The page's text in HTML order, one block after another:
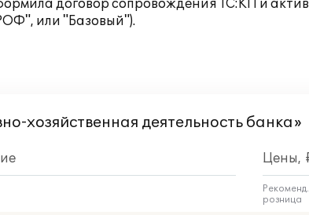
договор сопровождения 1С:КП и
или "Базовый").
хозяйственная деятельность банка»
Цены,
Рекоменд.
розница